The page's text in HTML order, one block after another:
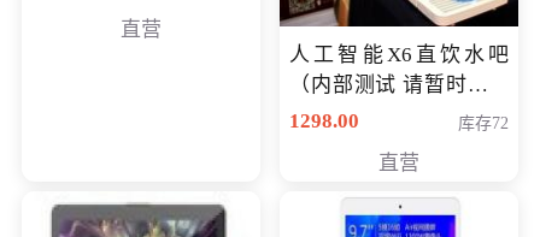
直营
人工智能X6直饮水吧
（内部测试 请暂时不要
购买）
1298.00 库存72
直营